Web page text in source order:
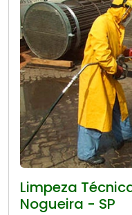
Limpeza
Nogueira - SP